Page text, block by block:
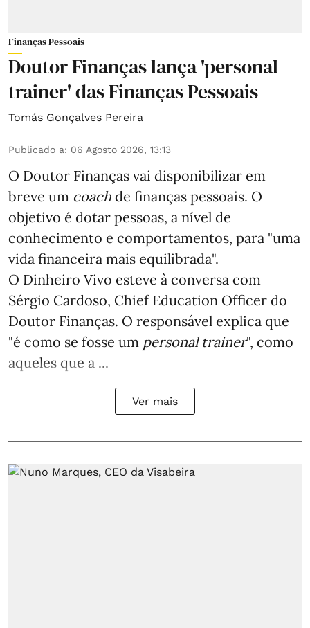
Finanças Pessoais
Doutor Finanças lança 'personal
trainer' das Finanças Pessoais
Tomás Gonçalves Pereira
Publicado a: 06 Agosto 2026, 13:13
O Doutor Finanças vai disponibilizar em
breve um coach de finanças pessoais. O
objetivo é dotar pessoas, a nível de
conhecimento e comportamentos, para "uma
vida financeira mais equilibrada".
O Dinheiro Vivo esteve à conversa com
Sérgio Cardoso, Chief Education Officer do
Doutor Finanças. O responsável explica que
"é como se fosse um personal trainer", como
aqueles que a ...
Ver mais